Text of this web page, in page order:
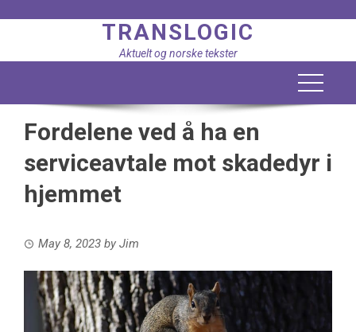
TRANSLOGIC
Aktuelt og norske tekster
Fordelene ved å ha en
serviceavtale mot skadedyr i
hjemmet
May 8, 2023 by Jim